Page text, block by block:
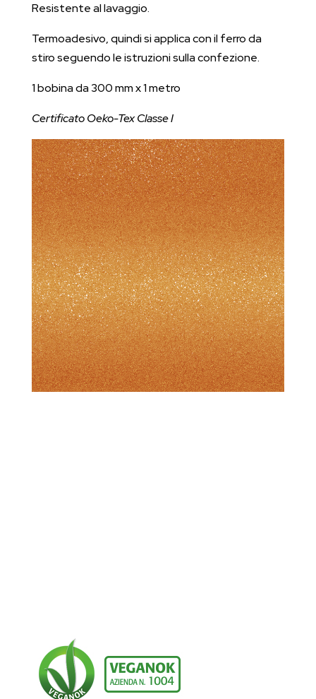
Resistente al lavaggio.
Termoadesivo, quindi si applica con il ferro da
stiro seguendo le istruzioni sulla confezione.
1 bobina da 300 mm x 1 metro
Certificato Oeko-Tex Classe I